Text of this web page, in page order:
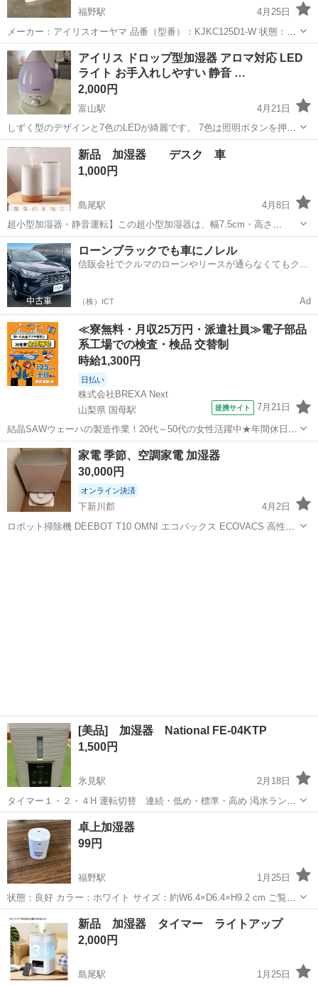
福野駅
4月25日
メーカー：アイリスオーヤマ 品番（型番）：KJKC125D1-W 状態：良
好（動作確認問題なし） カラー：ホワイト 年式：2021年製 サイズ：
約W39×D28×H36.5 cm 詳細：加湿機能付きセラミックヒーター ...
富山 南砺市 福野駅 季節、空調家電 セラミック
アイリス ドロップ型加湿器 アロマ対応 LED
ライト お手入れしやすい 静音 …
2,000円
富山駅
4月21日
しずく型のデザインと7色のLEDが綺麗です。 7色は照明ボタンを押す
度に変わる他にマニュアルには記載が無いようですが、長押しすると7
色が徐々に変わるという裏技があります。 【加湿能力】 最大にする
と、下のフローリングがしっと...
富山 富山市 富山駅 季節、空調家電 アイリス
新品 加湿器 デスク 車
1,000円
島尾駅
4月8日
超小型加湿器・静音運転】この超小型加湿器は、幅7.5cm・高さ
12.5cmのコンパクトサイズです。コンパクトかつ軽量なため、持ち運
びも簡単。寝室やオフィスはもちろん、車載加湿器としてドライブ中
や通勤・通学の移動中にも、さらに...
富山 氷見市 島尾駅 季節、空調家電 タンク
ローンブラックでも車にノレル
信販会社でクルマのローンやリースが通らなくてもクル
（株）ICT Ad
≪寮無料・月収25万円・派遣社員≫電子部品
系工場での検査・検品 交替制
時給1,300円
日払い
株式会社BREXA Next
山梨県 国母駅
提携サイト 7月21日
結晶SAWウェーハの製造作業！20代～50代の女性活躍中★年間休日
120日＆土日祝休み！クリーンルーム内でのお仕事！日払い制度利用可
◎正社員登用制度あり！マイカー通勤可！《山梨県中巨摩郡昭和町》
人気の工場のお仕事 ◇結晶...
山梨 国母駅 その他
家電 季節、空調家電 加湿器
30,000円
オンライン決済
下新川郡
4月2日
ロボット掃除機 DEEBOT T10 OMNI エコバックス ECOVACS 高性能
[美品] 加湿器 National FE-04KTP
1,500円
氷見駅
2月18日
タイマー１・２・４H 運転切替 連続・低め・標準・高め 渇水ラン
プ、水位窓あり スチームファン式の上にパーツ分解洗浄出来るため、
ヌメリは付かず、清潔です。 ほぼ使用せず保管状態だったため、外観
内観とも綺麗な状態で...
富山 氷見市 氷見駅
卓上加湿器
99円
福野駅
1月25日
状態：良好 カラー：ホワイト サイズ：約W6.4×D6.4×H9.2 cm ご覧い
ただきまして、誠にありがとうございます。 当商品につきましては、
店舗でのみ販売しております。 (配達、郵送などのサービス...
富山 南砺市 福野駅 季節、空調家電 店舗
新品 加湿器 タイマー ライトアップ
2,000円
島尾駅
1月25日